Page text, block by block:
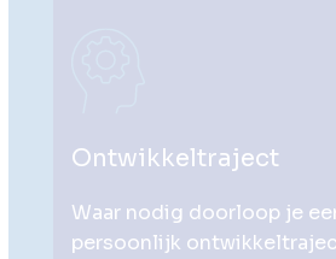
Ontwikkeltraject
Waar nodig doorloop je
persoonlijk